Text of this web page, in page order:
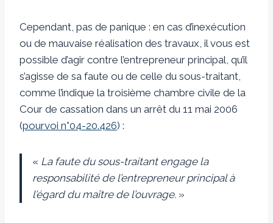
Cependant, pas de panique : en cas d’inexécution
ou de mauvaise réalisation des travaux, il vous est
possible d’agir contre l’entrepreneur principal, qu’il
s’agisse de sa faute ou de celle du sous-traitant,
comme l’indique la troisième chambre civile de la
Cour de cassation dans un arrêt du 11 mai 2006
(pourvoi n°04-20.426) :
« La faute du sous-traitant engage la
responsabilité de l’entrepreneur principal à
l’égard du maître de l’ouvrage. »